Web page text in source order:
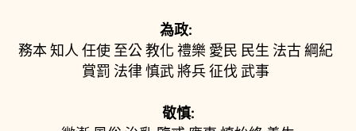
為政:
務本知人 任使 至公教化 禮樂 愛民 民生 法古 綱紀
賞罰 法律慎武將兵征伐 武事
敬慎: